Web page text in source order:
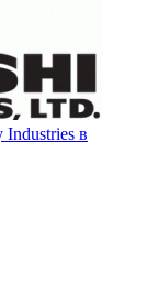
Industries в